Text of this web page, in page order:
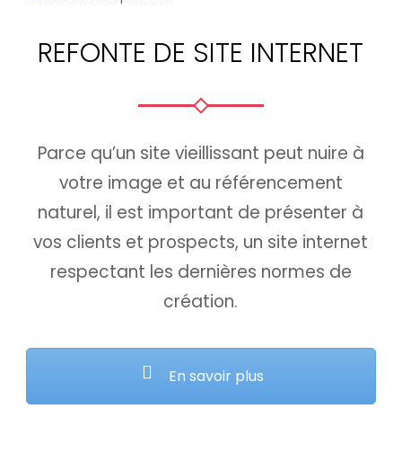
REFONTE DE SITE INTERNET
Parce qu’un site vieillissant peut nuire à
votre image et au référencement
naturel, il est important de présenter à
vos clients et prospects, un site internet
respectant les dernières normes de
création.
En savoir plus